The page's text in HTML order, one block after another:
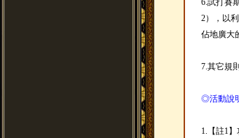
6.試打賽
2），以
佔地廣大
7.其它規
◎活動說
1.【註1